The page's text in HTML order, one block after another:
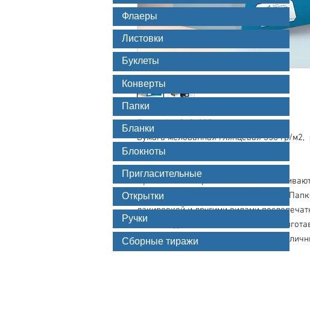
Папка А4, 210x297.
Бумага мелованная глянцевая 350 гр/м2,
Тираж10 шт.
При большом тираже папки
при малом — посредством цифровой.
лакировкой и другими видами
Наша цифровая машина позволяет
запечаткой от 10 экземпляров на
Флаеры
Листовки
Буклеты
Конверты
Папки
Бланки
Блокноты
Пригласительные
Открытки
Ручки
Сборные тиражи